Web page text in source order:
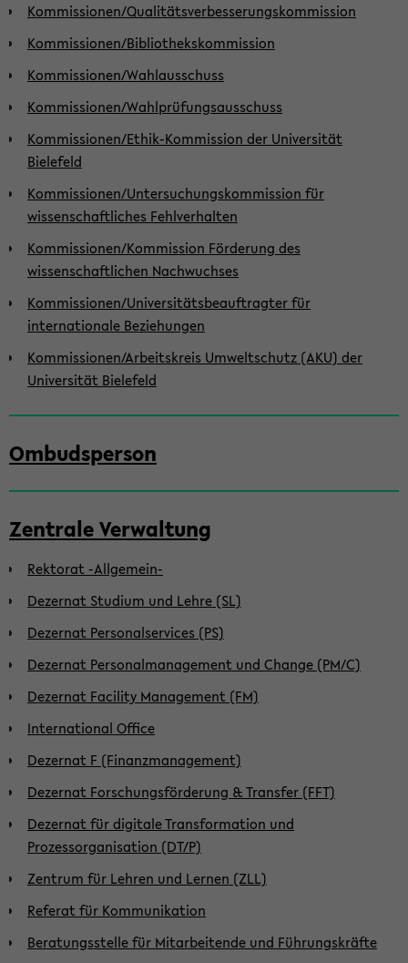
Kommissionen/Qualitätsverbesserungskommission
Kommissionen/Bibliothekskommission
Kommissionen/Wahlausschuss
Kommissionen/Wahlprüfungsausschuss
Kommissionen/Ethik-Kommission der Universität
Bielefeld
Kommissionen/Untersuchungskommission für
wissenschaftliches Fehlverhalten
Kommissionen/Kommission Förderung des
wissenschaftlichen Nachwuchses
Kommissionen/Universitätsbeauftragter für
internationale Beziehungen
Kommissionen/Arbeitskreis Umweltschutz (AKU) der
Universität Bielefeld
Ombudsperson
Zentrale Verwaltung
Rektorat -Allgemein-
Dezernat Studium und Lehre (SL)
Dezernat Personalservices (PS)
Dezernat Personalmanagement und Change (PM/C)
Dezernat Facility Management (FM)
International Office
Dezernat F (Finanzmanagement)
Dezernat Forschungsförderung & Transfer (FFT)
Dezernat für digitale Transformation und
Prozessorganisation (DT/P)
Zentrum für Lehren und Lernen (ZLL)
Referat für Kommunikation
Beratungsstelle für Mitarbeitende und Führungskräfte